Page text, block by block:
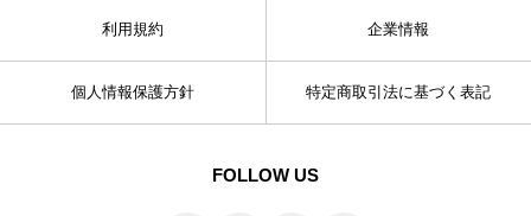
利用規約 企業情報
個人情報保護方針 特定商取引法に基づく表記
FOLLOW US